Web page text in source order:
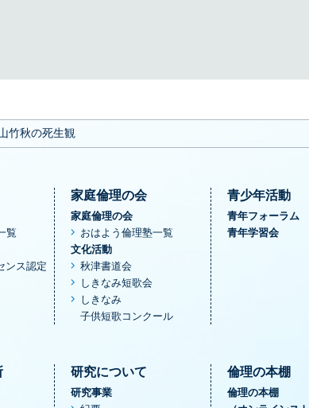
竹秋の死生観
覧
ンス認定
家庭倫理の会
家庭倫理の会
おはよう倫理塾一覧
文化活動
秋津書道会
しきなみ短歌会
しきなみ
子供短歌コンクール
青少年活動
青年フォーラム
青年学習会
研究について
研究事業
倫理の本棚
倫理の本棚